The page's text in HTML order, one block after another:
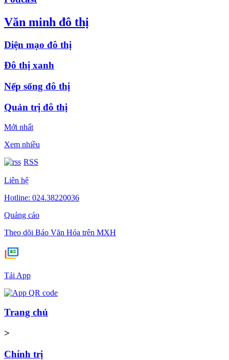
Văn minh đô thị
Diện mạo đô thị
Đô thị xanh
Nếp sống đô thị
Quản trị đô thị
Mới nhất
Xem nhiều
RSS
Liên hệ
Hotline: 024.38220036
Quảng cáo
Theo dõi Báo Văn Hóa trên MXH
Tải App
Trang chủ
>
Chính trị